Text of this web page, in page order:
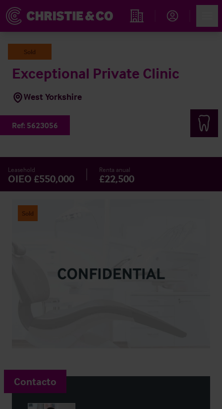
Propiedades
Sold
Exceptional Private Clinic
West Yorkshire
Ref: 5623056
Leasehold
OIEO £550,000
Renta anual
£22,500
Sold
Contacto